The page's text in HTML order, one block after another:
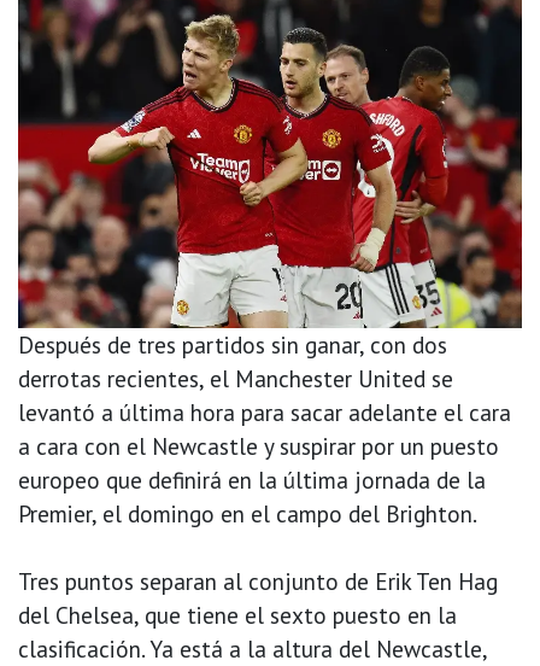
Después de tres partidos sin ganar, con dos
derrotas recientes, el Manchester United se
levantó a última hora para sacar adelante el cara
a cara con el Newcastle y suspirar por un puesto
europeo que definirá en la última jornada de la
Premier, el domingo en el campo del Brighton.
Tres puntos separan al conjunto de Erik Ten Hag
del Chelsea, que tiene el sexto puesto en la
clasificación. Ya está a la altura del Newcastle,